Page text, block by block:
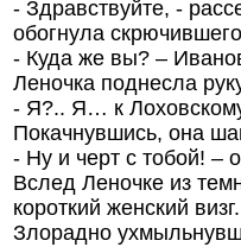
- Здравствуйте, -
обогнула
- Куда же вы? –
Леночка поднесла
- Я?.. Я… к
Покачнувшись, она
- Ну и черт с тобой! –
Вслед Леночке из
короткий женский визг.
Злорадно